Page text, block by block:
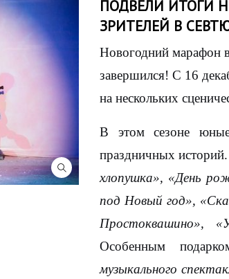
ПОДВЕЛИ ИТОГИ
ЗРИТЕЛЕЙ В
Новогодний марафон
завершился! С 16
на нескольких
В этом сезоне
праздничных
хлопушка», «День
под Новый год»,
Простоквашино»,
Особенным
музыкального